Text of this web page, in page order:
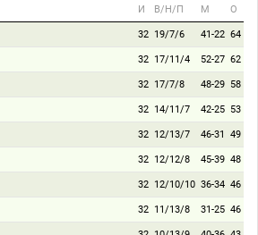
И В/Н/П М О
32 19/7/6 41-22 64
32 17/11/4 52-27 62
32 17/7/8 48-29 58
32 14/11/7 42-25 53
32 12/13/7 46-31 49
32 12/12/8 45-39 48
32 12/10/10 36-34 46
32 11/13/8 31-25 46